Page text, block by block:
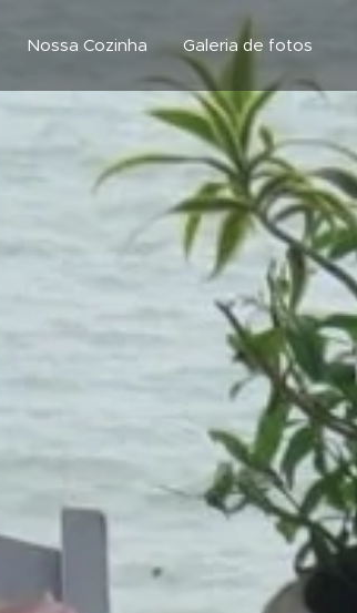
Nossa Cozinha Galeria de fotos